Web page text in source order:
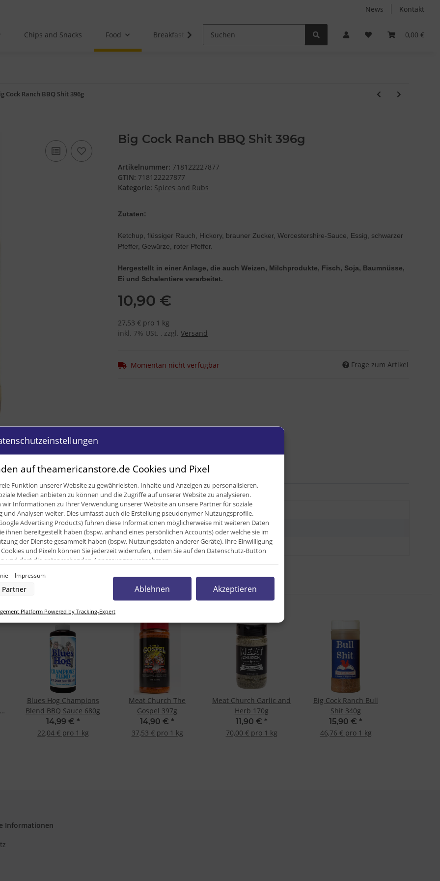
News Kontakt
0,00 €
Chips and Snacks Food Breakfast Non-Food
Cock Ranch BBQ Shit 396g
Big Cock Ranch BBQ Shit 396g
Artikelnummer: 718122227877
GTIN: 718122227877
Kategorie: Spices and Rubs
Zutaten:
Ketchup, flüssiger Rauch, Hickory, brauner Zucker, Worcestershire-Sauce, Essig, schwarzer
Pfeffer, Gewürze, roter Pfeffer.
Hergestellt in einer Anlage, die auch Weizen, Milchprodukte, Fisch, Soja, Baumnüsse,
Ei und Schalentiere verarbeitet.
10,90 €
27,53 € pro 1 kg
inkl. 7% USt. , zzgl. Versand
Momentan nicht verfügbar Frage zum Artikel
0,45 kg
0,40 kg
396,00 g
kauften dazu folgende Artikel:
Blues Hog Champions
Blend BBQ Sauce 680g
14,99 € *
22,04 € pro 1 kg
Meat Church The
Gospel 397g
14,90 € *
37,53 € pro 1 kg
Meat Church Garlic and
Herb 170g
11,90 € *
70,00 € pro 1 kg
Big Cock Ranch Bull
Shit 340g
15,90 € *
46,76 € pro 1 kg
Informationen
auf theamericanstore.de Cookies und Pixel
Funktion unserer Website zu gewährleisten, Inhalte und Anzeigen zu personalisieren,
Medien anbieten zu können und die Zugriffe auf unserer Website zu analysieren.
wir Informationen zu Ihrer Verwendung unserer Website an unsere Partner für soziale
und Analysen weiter. Dies umfasst auch die Erstellung pseudonymer Nutzungsprofile.
Advertising Products) führen diese Informationen möglicherweise mit weiteren Daten
ihnen bereitgestellt haben (bspw. anhand eines persönlichen Accounts) oder welche sie im
der Dienste gesammelt haben (bspw. Nutzungsdaten anderer Geräte). Ihre Einwilligung
und Pixeln können Sie jederzeit widerrufen, indem Sie auf den Datenschutz-Button
und dort die entsprechenden Anpassungen vornehmen.
durch unsere Partner:
Zugriff auf Informationen auf einem Endgerät
Daten zur Auswahl von Werbeanzeigen
zur Auswahl personalisierter Werbung
zur Personalisierung von Inhalten
Profilen zur Auswahl personalisierter Inhalte
von Inhalten
durch Statistiken oder Kombinationen von Daten aus verschiedenen Quellen
der Angebote
Daten zur Auswahl von Inhalten
Standortdaten
zur Identifikation aktiv abfragen
Impressum
Partner Ablehnen Akzeptieren
Platform Powered by Tracking-Expert